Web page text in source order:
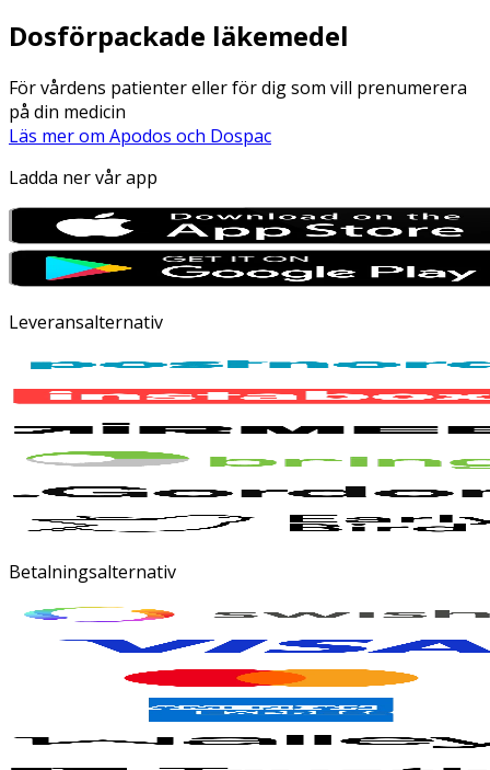
Dosförpackade läkemedel
För vårdens patienter eller för dig som vill prenumerera
på din medicin
Läs mer om Apodos och Dospac
Ladda ner vår app
Leveransalternativ
Betalningsalternativ